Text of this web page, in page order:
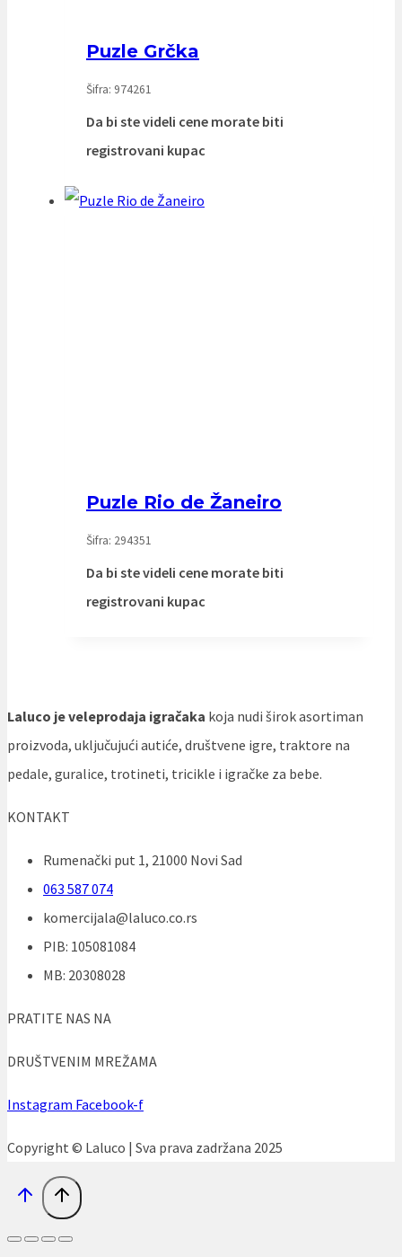
Puzle Grčka
Šifra: 974261
Da bi ste videli cene morate biti
registrovani kupac
Puzle Rio de Žaneiro
Šifra: 294351
Da bi ste videli cene morate biti
registrovani kupac
Laluco je veleprodaja igračaka koja nudi širok asortiman
proizvoda, uključujući autiće, društvene igre, traktore na
pedale, guralice, trotineti, tricikle i igračke za bebe.
KONTAKT
Rumenački put 1, 21000 Novi Sad
063 587 074
komercijala@laluco.co.rs
PIB: 105081084
MB: 20308028
PRATITE NAS NA
DRUŠTVENIM MREŽAMA
Instagram Facebook-f
Copyright © Laluco | Sva prava zadržana 2025